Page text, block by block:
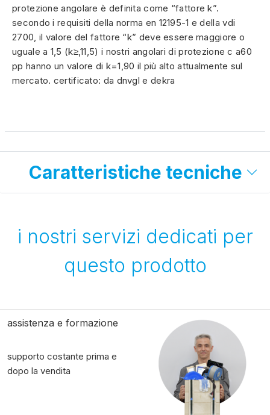
protezione angolare è definita come “fattore k”.
secondo i requisiti della norma en 12195-1 e della vdi
2700, il valore del fattore “k” deve essere maggiore o
uguale a 1,5 (k≥,11,5) i nostri angolari di protezione c a60
pp hanno un valore di k=1,90 il più alto attualmente sul
mercato. certificato: da dnvgl e dekra
Caratteristiche tecniche
i nostri servizi dedicati per
questo prodotto
assistenza e formazione
supporto costante prima e
dopo la vendita